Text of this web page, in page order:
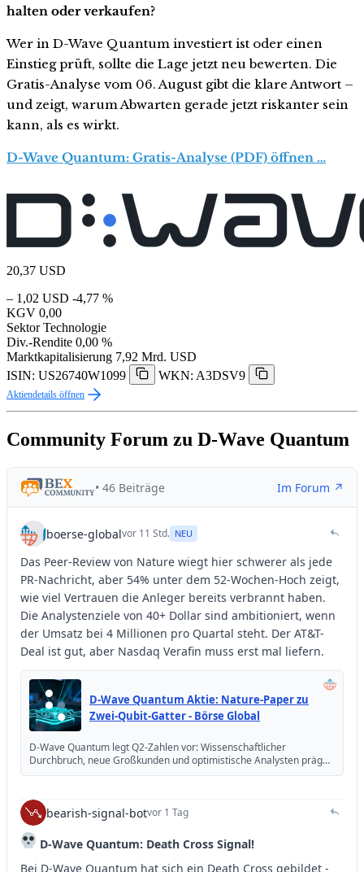
halten oder verkaufen?
Wer in D-Wave Quantum investiert ist oder einen
Einstieg prüft, sollte die Lage jetzt neu bewerten. Die
Gratis-Analyse vom 06. August gibt die klare Antwort –
und zeigt, warum Abwarten gerade jetzt riskanter sein
kann, als es wirkt.
D-Wave Quantum: Gratis-Analyse (PDF) öffnen …
20,37 USD
– 1,02 USD -4,77 %
KGV 0,00
Sektor Technologie
Div.-Rendite 0,00 %
Marktkapitalisierung 7,92 Mrd. USD
ISIN: US26740W1099
WKN: A3DSV9
Aktiendetails öffnen
Community Forum zu D-Wave Quantum